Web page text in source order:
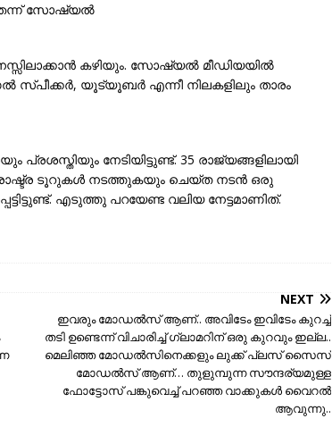
സോഷ്യൽ
കഴിയും. സോഷ്യൽ മീഡിയയിൽ
സ്പീക്കർ, യൂട്യൂബർ എന്നീ നിലകളിലും താരം
നേടിയിട്ടുണ്ട്. 35 രാജ്യങ്ങളിലായി
ടൂറുകൾ നടത്തുകയും ചെയ്ത നടൻ ഒരു
എടുത്തു പറയേണ്ട വലിയ നേട്ടമാണിത്.
NEXT
ഇവരും മോഡല്‍സ് ആണ്.. അവിടേം ഇവിടേം കുറച്ച്
തടി ഉണ്ടെന്ന് വിചാരിച്ച് ഗ്ലാമറിന് ഒരു കുറവും ഇല്ല..
മെലിഞ്ഞ മോഡല്‍സിനെക്കളും ലുക്ക് പ്ലസ്‌ സൈസ്
മോഡല്‍സ് ആണ്… തുളുമ്പുന്ന സൗന്ദര്യമുള്ള
ഫോട്ടോസ് പങ്കുവെച്ച് പറഞ്ഞ വാക്കുകള്‍ വൈറല്‍
ആവുന്നു..